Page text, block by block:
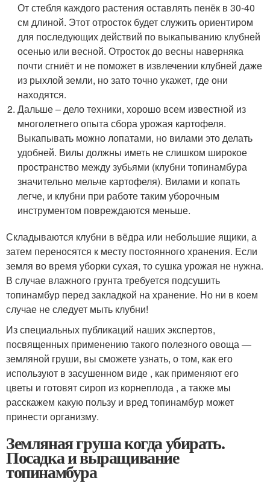
От стебля каждого растения оставлять пенёк в 30-40
см длиной. Этот отросток будет служить ориентиром
для последующих действий по выкапыванию клубней
осенью или весной. Отросток до весны наверняка
почти сгниёт и не поможет в извлечении клубней даже
из рыхлой земли, но зато точно укажет, где они
находятся.
Дальше – дело техники, хорошо всем известной из
многолетнего опыта сбора урожая картофеля.
Выкапывать можно лопатами, но вилами это делать
удобней. Вилы должны иметь не слишком широкое
пространство между зубьями (клубни топинамбура
значительно мельче картофеля). Вилами и копать
легче, и клубни при работе таким уборочным
инструментом повреждаются меньше.
Складываются клубни в вёдра или небольшие ящики, а
затем переносятся к месту постоянного хранения. Если
земля во время уборки сухая, то сушка урожая не нужна.
В случае влажного грунта требуется подсушить
топинамбур перед закладкой на хранение. Но ни в коем
случае не следует мыть клубни!
Из специальных публикаций наших экспертов,
посвященных применению такого полезного овоща —
земляной груши, вы сможете узнать, о том, как его
используют в засушенном виде , как применяют его
цветы и готовят сироп из корнеплода , а также мы
расскажем какую пользу и вред топинамбур может
принести организму.
Земляная груша когда убирать.
Посадка и выращивание
топинамбура